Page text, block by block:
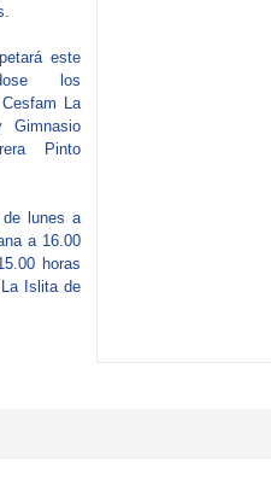
este
los
La
Gimnasio
Pinto
lunes a
a 16.00
horas
Islita de